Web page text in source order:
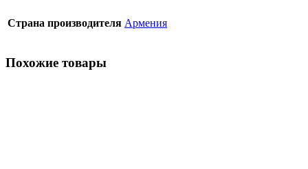
Страна производителя Армения
Похожие товары